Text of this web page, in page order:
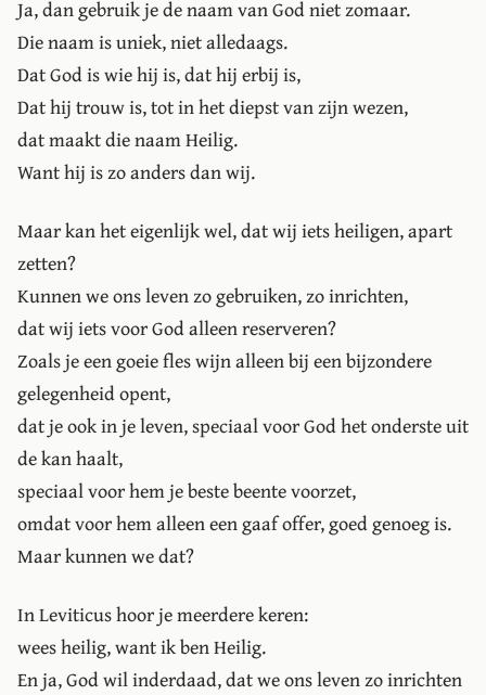
Ja, dan gebruik je de naam van God niet zomaar.
Die naam is uniek, niet alledaags.
Dat God is wie hij is, dat hij erbij is,
Dat hij trouw is, tot in het diepst van zijn wezen,
dat maakt die naam Heilig.
Want hij is zo anders dan wij.
Maar kan het eigenlijk wel, dat wij iets heiligen, apart
zetten?
Kunnen we ons leven zo gebruiken, zo inrichten,
dat wij iets voor God alleen reserveren?
Zoals je een goeie fles wijn alleen bij een bijzondere
gelegenheid opent,
dat je ook in je leven, speciaal voor God het onderste uit
de kan haalt,
speciaal voor hem je beste beente voorzet,
omdat voor hem alleen een gaaf offer, goed genoeg is.
Maar kunnen we dat?
In Leviticus hoor je meerdere keren:
wees heilig, want ik ben Heilig.
En ja, God wil inderdaad, dat we ons leven zo inrichten